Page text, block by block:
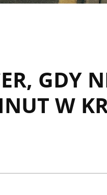
GDY
W